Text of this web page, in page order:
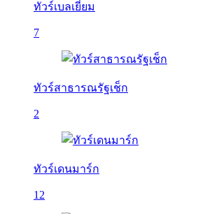
ทัวร์เบลเยี่ยม
7
ทัวร์สาธารณรัฐเช็ก
2
ทัวร์เดนมาร์ก
12